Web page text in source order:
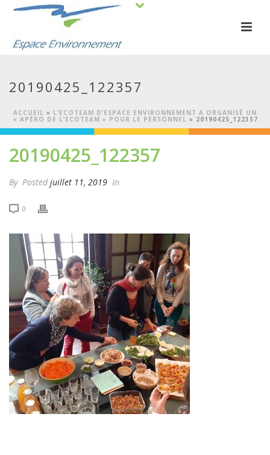
20190425_122357
ACCUEIL » L’ECOTEAM D’ESPACE ENVIRONNEMENT A ORGANISÉ UN
« APÉRO DE L’ECOTEAM » POUR LE PERSONNEL » 20190425_122357
20190425_122357
By Posted juillet 11, 2019 In
0